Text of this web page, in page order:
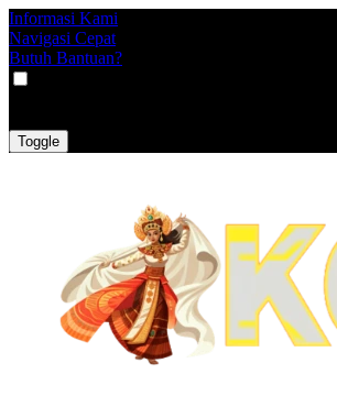
Informasi Kami
Navigasi Cepat
Butuh Bantuan?
Toggle